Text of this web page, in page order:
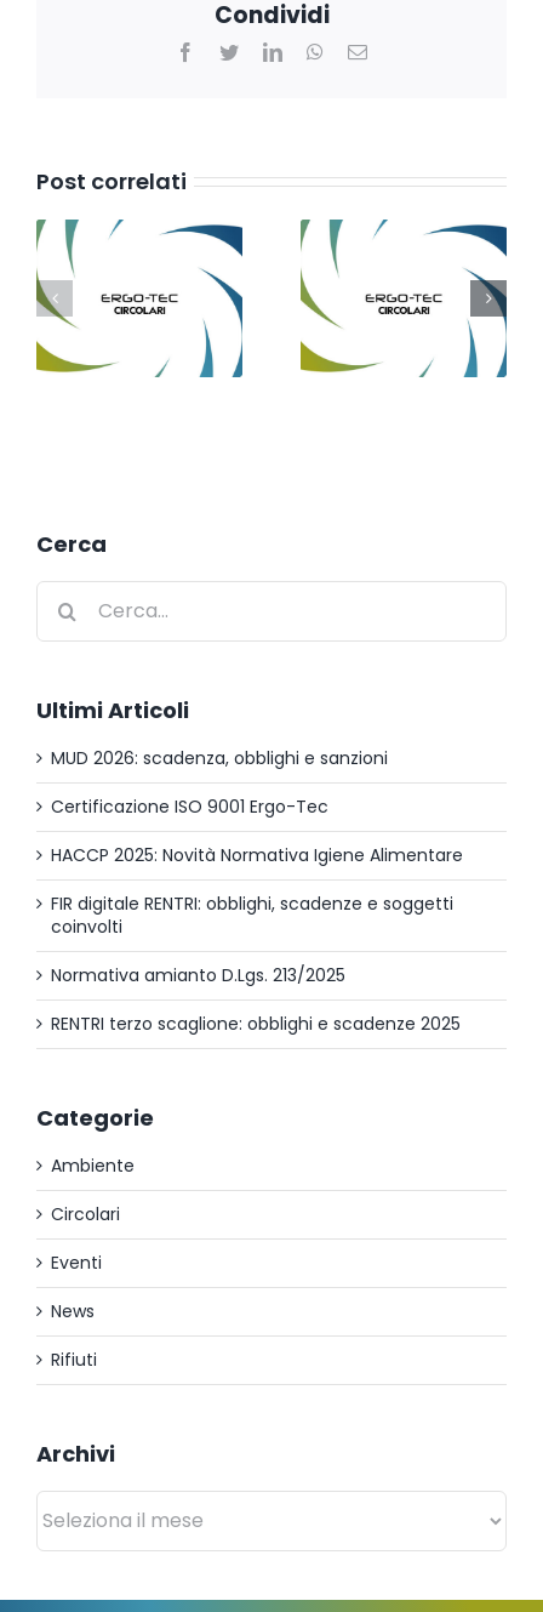
Condividi
Facebook
TwitterLinkedInWhatsApp
Email
Post correlati
Cerca
Cerca
per:
Ultimi Articoli
MUD 2026: scadenza, obblighi e sanzioni
Certificazione ISO 9001 Ergo-Tec
HACCP 2025: Novità Normativa Igiene Alimentare
FIR digitale RENTRI: obblighi, scadenze e soggetti
coinvolti
Normativa amianto D.Lgs. 213/2025
RENTRI terzo scaglione: obblighi e scadenze 2025
Categorie
Ambiente
Circolari
Eventi
News
Rifiuti
Archivi
Archivi